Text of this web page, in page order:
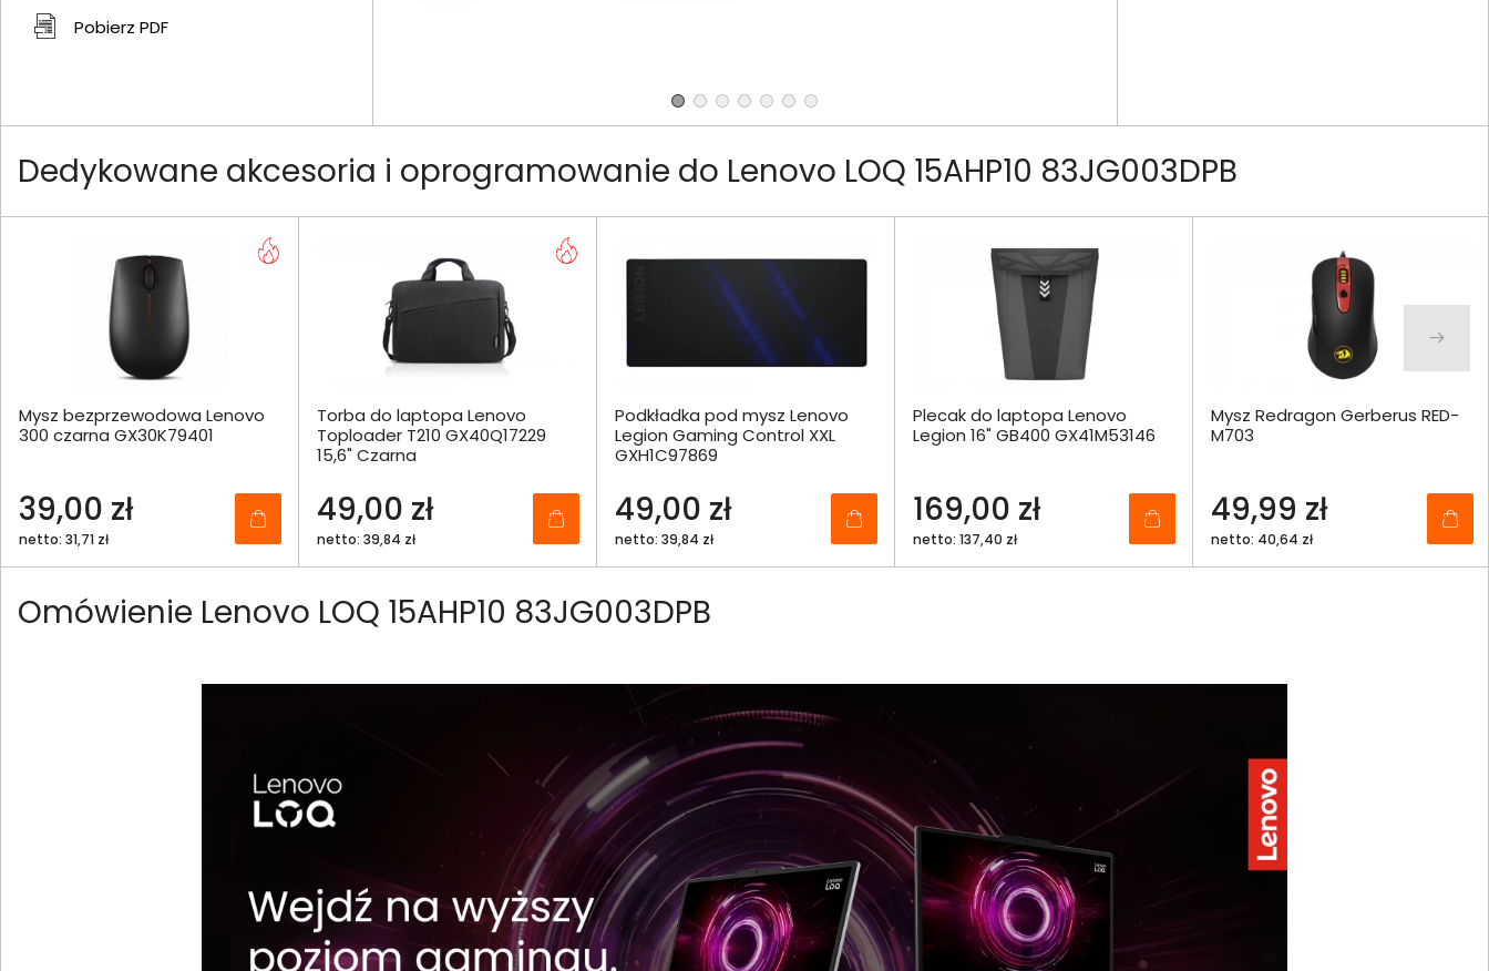
Pobierz PDF
Dedykowane akcesoria i oprogramowanie do Lenovo LOQ 15AHP10 83JG003DPB
Mysz bezprzewodowa Lenovo
300 czarna GX30K79401
39,00 zł
netto: 31,71 zł
Torba do laptopa Lenovo
Toploader T210 GX40Q17229
15,6" Czarna
49,00 zł
netto: 39,84 zł
Podkładka pod mysz Lenovo
Legion Gaming Control XXL
GXH1C97869
49,00 zł
netto: 39,84 zł
Plecak do laptopa Lenovo
Legion 16" GB400 GX41M53146
169,00 zł
netto: 137,40 zł
Mysz Redragon Gerberus RED-
M703
49,99 zł
netto: 40,64 zł
Omówienie Lenovo LOQ 15AHP10 83JG003DPB